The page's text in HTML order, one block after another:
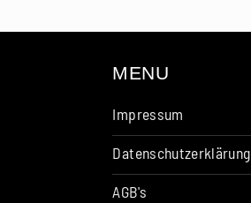
MENU
Impressum
Datenschutzerklärung
AGB's